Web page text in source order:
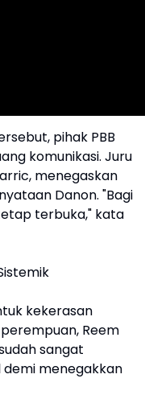
pihak PBB
komunikasi. Juru
menegaskan
Danon. "Bagi
terbuka," kata
kekerasan
Reem
sangat
menegakkan